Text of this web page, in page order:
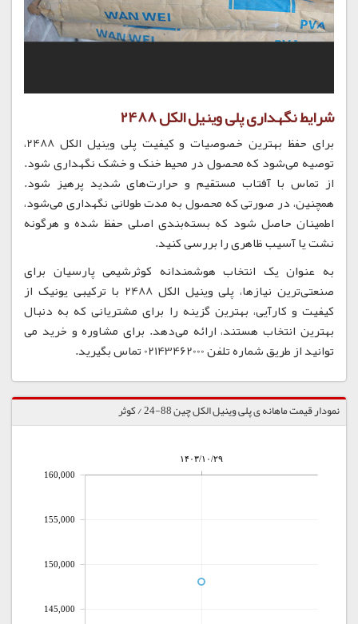
شرایط نگهداری پلی وینیل الکل 2488
برای حفظ بهترین خصوصیات و کیفیت پلی وینیل الکل 2488،
توصیه می‌شود که محصول در محیط خنک و خشک نگهداری شود.
از تماس با آفتاب مستقیم و حرارت‌های شدید پرهیز شود.
همچنین، در صورتی که محصول به مدت طولانی نگهداری می‌شود،
اطمینان حاصل شود که بسته‌بندی اصلی حفظ شده و هرگونه
نشت یا آسیب ظاهری را بررسی کنید.
به عنوان یک انتخاب هوشمندانه کوثرشیمی پارسیان برای
صنعتی‌ترین نیازها، پلی وینیل الکل 2488 با ترکیبی یونیک از
کیفیت و کارآیی، بهترین گزینه را برای مشتریانی که به دنبال
بهترین انتخاب هستند، ارائه می‌دهد. برای مشاوره و خرید می
توانید از طریق شماره تلفن 02143462000 تماس بگیرید.
نمودار قیمت ماهانه ی پلی وینیل الکل چین 88-24 / کوثر
۱۴۰۳/۱۰/۲۹
145,000
150,000
155,000
160,000